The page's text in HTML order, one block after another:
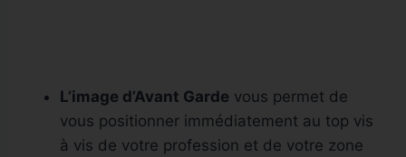
L’image d’Avant Garde vous permet de
vous positionner immédiatement au top vis
à vis de votre profession et de votre zone